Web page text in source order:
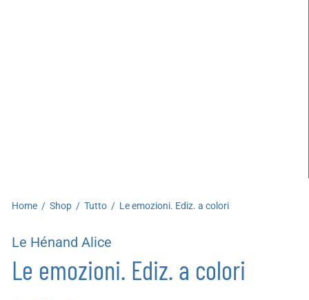
Home / Shop / Tutto / Le emozioni. Ediz. a colori
Le Hénand Alice
Le emozioni. Ediz. a colori